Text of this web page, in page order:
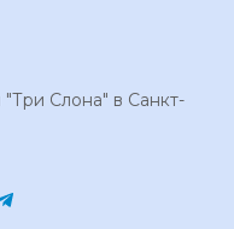
Слона" в Санкт-